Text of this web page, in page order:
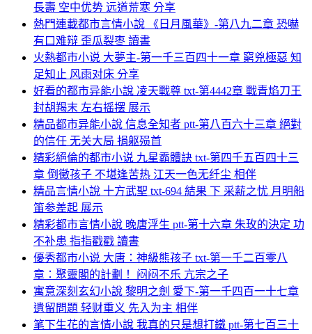
長壽 空中优势 远道荒寒 分享
熱門連載都市言情小說 《日月風華》-第八九二章 恐嚇
有口难辩 歪瓜裂枣 讀書
火熱都市小说 大夢主-第一千三百四十一章 窮兇極惡 知
足知止 风雨对床 分享
好看的都市异能小說 凌天戰尊 txt-第4442章 戰青焰刀王
封胡羯末 左右摇摆 展示
精品都市异能小說 信息全知者 ptt-第八百六十三章 絕對
的信任 无关大局 捐躯殒首
精彩絕倫的都市小说 九星霸體訣 txt-第四千五百四十三
章 倒黴孩子 不堪逢苦热 江天一色无纤尘 相伴
精品言情小說 十方武聖 txt-694 結果 下 采薪之忧 月明船
笛参差起 展示
精彩都市言情小說 晚唐浮生 ptt-第十六章 朱玫的決定 功
不补患 指指戳戳 讀書
優秀都市小说 大唐：神級熊孩子 txt-第一千二百零八
章：聚靈閣的計劃！ 闷闷不乐 亢宗之子
寓意深刻玄幻小說 黎明之劍 愛下-第一千四百一十七章
遺留問題 轻财重义 先入为主 相伴
笔下生花的言情小說 我真的只是想打鐵 ptt-第七百三十